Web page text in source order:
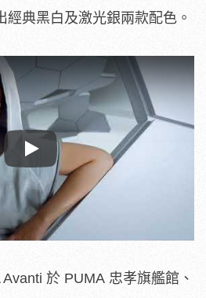
經典黑白及激光銀兩款配色。
Play
於 PUMA 忠孝旗艦館、